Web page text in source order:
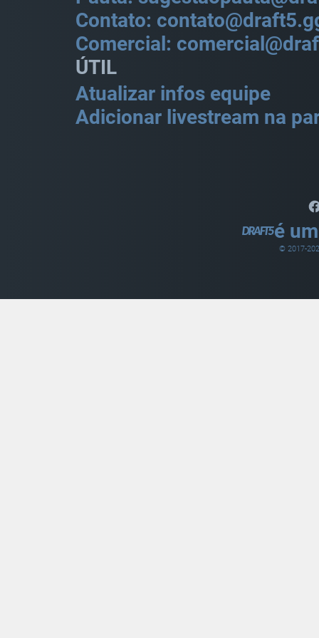
Contato:
Comercial:
ÚTIL
Atualizar infos equipe
Adicionar livestream na
é
© 2017-